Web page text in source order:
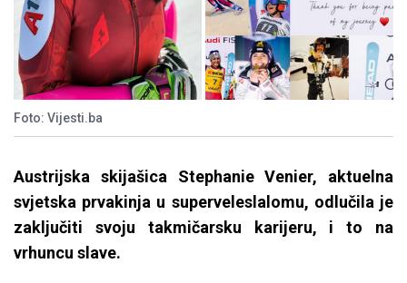
Foto: Vijesti.ba
Austrijska skijašica Stephanie Venier, aktuelna
svjetska prvakinja u superveleslalomu, odlučila je
zaključiti svoju takmičarsku karijeru, i to na
vrhuncu slave.